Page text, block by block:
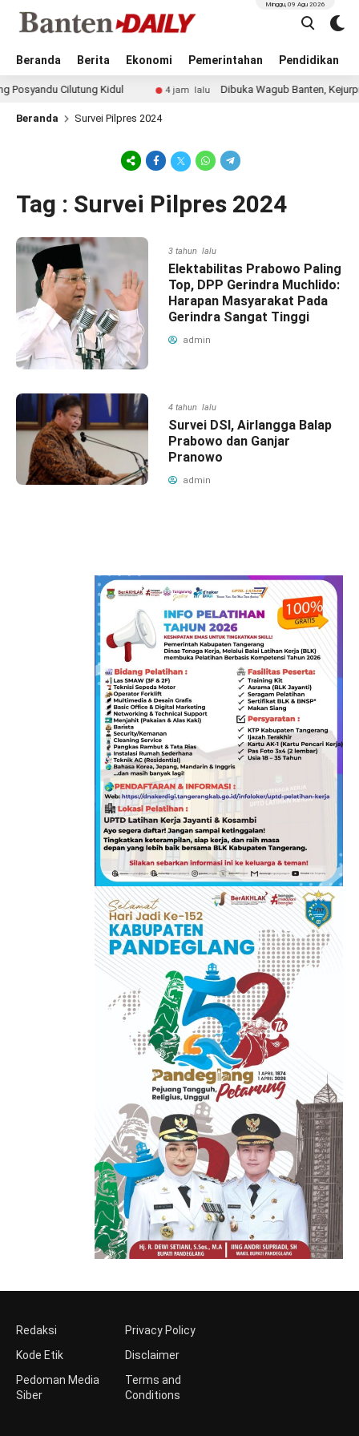
Beranda Berita Ekonomi Pemerintahan Pendidikan
Minggu, 09 Agu 2026
Cilutung Kidul 4 jam lalu Dibuka Wagub Banten, Kejurprov
Beranda Survei Pilpres 2024
Tag : Survei Pilpres 2024
3 tahun lalu
Elektabilitas Prabowo Paling
Top, DPP Gerindra Muchlido:
Harapan Masyarakat Pada
Gerindra Sangat Tinggi
admin
4 tahun lalu
Survei DSI, Airlangga Balap
Prabowo dan Ganjar
Pranowo
admin
Redaksi
Kode Etik
Pedoman Media
Siber
Privacy Policy
Disclaimer
Terms and
Conditions